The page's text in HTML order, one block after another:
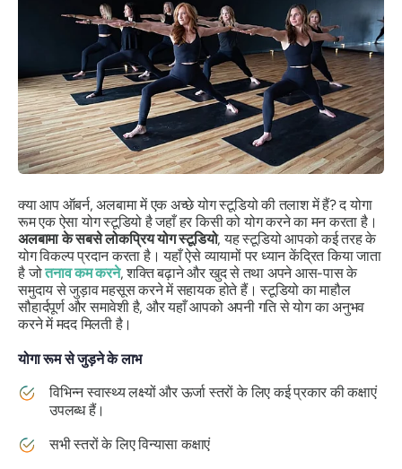
क्या आप ऑबर्न, अलबामा में एक अच्छे योग स्टूडियो की तलाश में हैं? द योगा
रूम एक ऐसा योग स्टूडियो है जहाँ हर किसी को योग करने का मन करता है।
अलबामा के सबसे लोकप्रिय योग स्टूडियो, यह स्टूडियो आपको कई तरह के
योग विकल्प प्रदान करता है। यहाँ ऐसे व्यायामों पर ध्यान केंद्रित किया जाता
है जोतनाव कम करने, शक्ति बढ़ाने और खुद से तथा अपने आस-पास के
समुदाय से जुड़ाव महसूस करने में सहायक होते हैं। स्टूडियो का माहौल
सौहार्दपूर्ण और समावेशी है, और यहाँ आपको अपनी गति से योग का अनुभव
करने में मदद मिलती है।
योगा रूम से जुड़ने के लाभ
विभिन्न स्वास्थ्य लक्ष्यों और ऊर्जा स्तरों के लिए कई प्रकार की कक्षाएं
उपलब्ध हैं।
सभी स्तरों के लिए विन्यासा कक्षाएं